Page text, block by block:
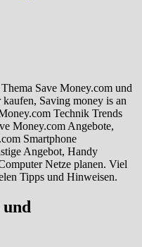
Save Money.com und
Saving money is an
Technik Trends
Money.com Angebote,
Smartphone
Angebot, Handy
Netze planen. Viel
Tipps und Hinweisen.
und